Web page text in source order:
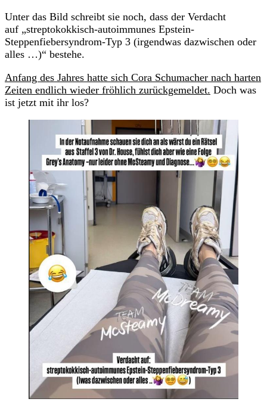
Unter das Bild schreibt sie noch, dass der Verdacht
auf „streptokokkisch-autoimmunes Epstein-
Steppenfiebersyndrom-Typ 3 (irgendwas dazwischen oder
alles …)“ bestehe.
Anfang des Jahres hatte sich Cora Schumacher nach harten
Zeiten endlich wieder fröhlich zurückgemeldet. Doch was
ist jetzt mit ihr los?